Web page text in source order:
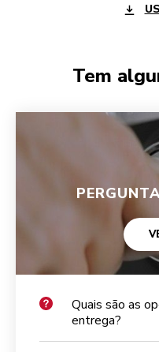
Tem
Quais são as
entrega?